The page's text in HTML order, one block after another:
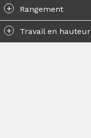
+ Rangement
+ Travail en hauteur